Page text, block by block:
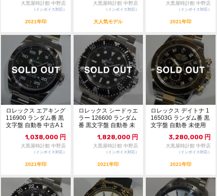
大黒屋時計館 中野店
（インボイス対応）
2021年印
大黒屋時計館 中野店
（インボイス対応）
大人気モデル
大黒屋時計館 中野店
（インボイス対応）
2021年印
ロレックス エアキング
116900 ランダム番 黒
文字盤 自動巻 中古A 1
1,038,000 円
大黒屋時計館 中野店
（インボイス対応）
2021年印
ロレックス シードゥエ
ラー 126600 ランダム
番 黒文字盤 自動巻 未
1,828,000 円
大黒屋時計館 中野店
（インボイス対応）
2021年印
ロレックス デイトナ 1
16503G ランダム番 黒
文字盤 自動巻 未使用
3,280,000 円
大黒屋時計館 中野店
（インボイス対応）
2021年印